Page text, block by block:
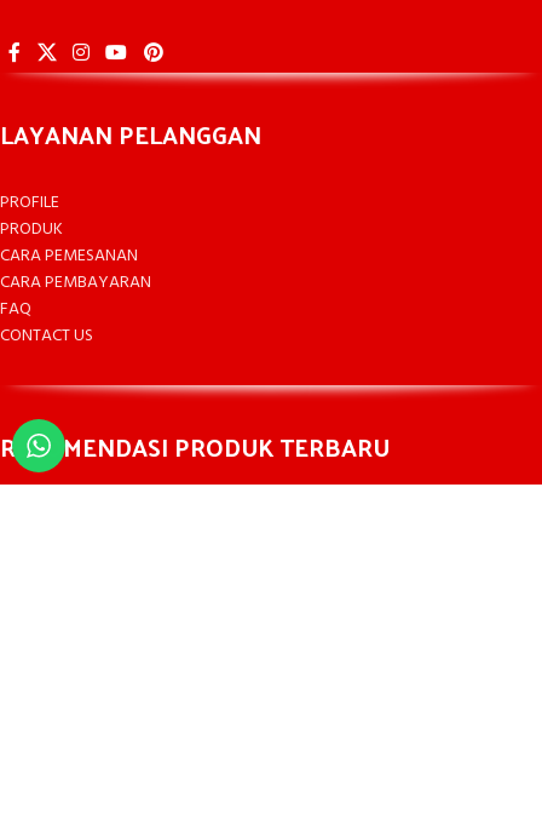
LAYANAN PELANGGAN
PROFILE
PRODUK
CARA PEMESANAN
CARA PEMBAYARAN
FAQ
CONTACT US
REKOMENDASI PRODUK TERBARU